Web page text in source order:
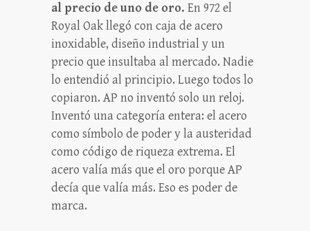
al precio de uno de oro. En 972 el
Royal Oak llegó con caja de acero
inoxidable, diseño industrial y un
precio que insultaba al mercado. Nadie
lo entendió al principio. Luego todos lo
copiaron. AP no inventó solo un reloj.
Inventó una categoría entera: el acero
como símbolo de poder y la austeridad
como código de riqueza extrema. El
acero valía más que el oro porque AP
decía que valía más. Eso es poder de
marca.